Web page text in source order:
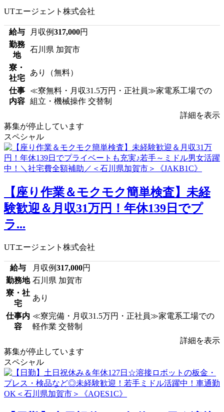
UTエージェント株式会社
給与 月収例317,000円
勤務
地
石川県 加賀市
寮・
社宅
あり（無料）
仕事
内容
≪寮無料・月収31.5万円・正社員≫家電系工場での
組立・機械操作 交替制
詳細を表示
募集が停止しています
スペシャル
【座り作業＆モクモク簡単検査】未経
験歓迎＆月収31万円！年休139日でプ
ラ...
UTエージェント株式会社
給与 月収例317,000円
勤務地 石川県 加賀市
寮・社
宅
あり
仕事内
容
≪寮完備・月収31.5万円・正社員≫家電系工場での
軽作業 交替制
詳細を表示
募集が停止しています
スペシャル